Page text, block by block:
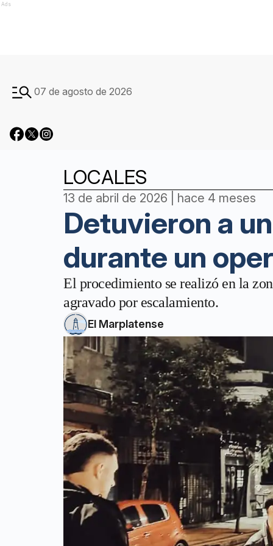
Ads
07 de agosto de 2026
LOCALES
13 de abril de 2026 | hace 4 meses
Detuvieron a
durante un
El procedimiento se realizó en la
agravado por escalamiento.
El Marplatense